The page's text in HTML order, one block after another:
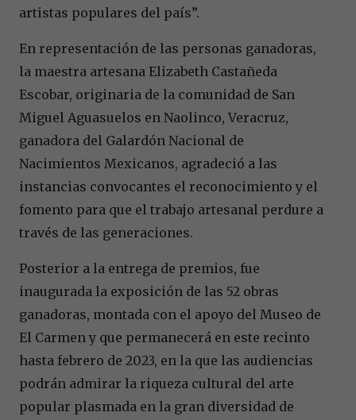
artistas populares del país”.
En representación de las personas ganadoras,
la maestra artesana Elizabeth Castañeda
Escobar, originaria de la comunidad de San
Miguel Aguasuelos en Naolinco, Veracruz,
ganadora del Galardón Nacional de
Nacimientos Mexicanos, agradeció a las
instancias convocantes el reconocimiento y el
fomento para que el trabajo artesanal perdure a
través de las generaciones.
Posterior a la entrega de premios, fue
inaugurada la exposición de las 52 obras
ganadoras, montada con el apoyo del Museo de
El Carmen y que permanecerá en este recinto
hasta febrero de 2023, en la que las audiencias
podrán admirar la riqueza cultural del arte
popular plasmada en la gran diversidad de